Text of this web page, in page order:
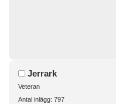
Jerrark
Veteran
Antal inlägg: 797